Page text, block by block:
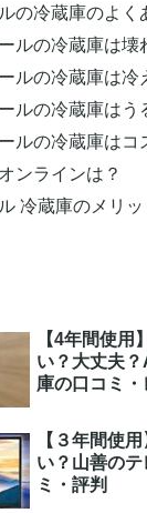
の冷蔵庫のよく
ルの冷蔵庫は壊
ルの冷蔵庫は冷
ルの冷蔵庫はう
ルの冷蔵庫はコ
ンラインは？
冷蔵庫のメリッ
【4年間使用
い？大丈夫
庫の口コミ
【３年間使
い？山善のテ
ミ・評判